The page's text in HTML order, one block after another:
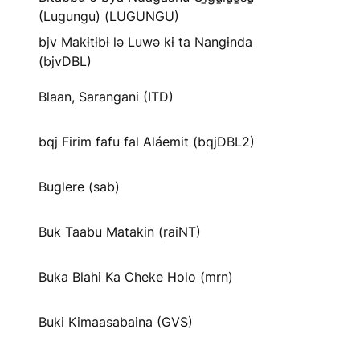
(Lugungu) (LUGUNGU)
bjv Makɨtɨbɨ lə Luwə kɨ ta Nangɨnda
(bjvDBL)
Blaan, Sarangani (ITD)
bqj Firim fafu fal Aláemit (bqjDBL2)
Buglere (sab)
Buk Taabu Matakin (raiNT)
Buka Blahi Ka Cheke Holo (mrn)
Buki Kimaasabaina (GVS)